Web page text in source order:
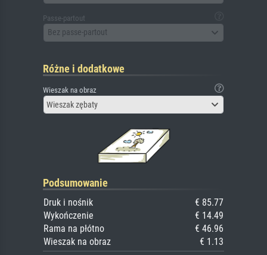
Passe-partout
Bez passe-partout
Różne i dodatkowe
Wieszak na obraz
Wieszak zębaty
Podsumowanie
Druk i nośnik
€ 85.77
Wykończenie
€ 14.49
Rama na płótno
€ 46.96
Wieszak na obraz
€ 1.13